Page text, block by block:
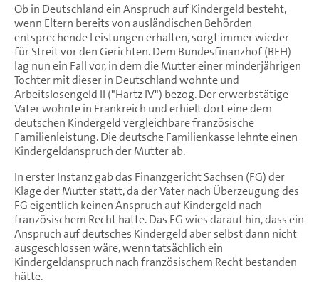
Ob in Deutschland ein Anspruch auf Kindergeld besteht,
wenn Eltern bereits von ausländischen Behörden
entsprechende Leistungen erhalten, sorgt immer wieder
für Streit vor den Gerichten. Dem Bundesfinanzhof (BFH)
lag nun ein Fall vor, in dem die Mutter einer minderjährigen
Tochter mit dieser in Deutschland wohnte und
Arbeitslosengeld II ("Hartz IV") bezog. Der erwerbstätige
Vater wohnte in Frankreich und erhielt dort eine dem
deutschen Kindergeld vergleichbare französische
Familienleistung. Die deutsche Familienkasse lehnte einen
Kindergeldanspruch der Mutter ab.
In erster Instanz gab das Finanzgericht Sachsen (FG) der
Klage der Mutter statt, da der Vater nach Überzeugung des
FG eigentlich keinen Anspruch auf Kindergeld nach
französischem Recht hatte. Das FG wies darauf hin, dass ein
Anspruch auf deutsches Kindergeld aber selbst dann nicht
ausgeschlossen wäre, wenn tatsächlich ein
Kindergeldanspruch nach französischem Recht bestanden
hätte.